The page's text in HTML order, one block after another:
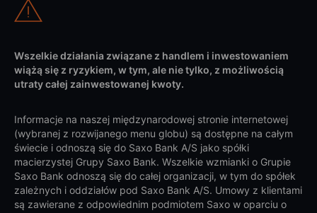
Wszelkie działania związane z handlem i inwestowaniem
wiążą się z ryzykiem, w tym, ale nie tylko, z możliwością
utraty całej zainwestowanej kwoty.
Informacje na naszej międzynarodowej stronie internetowej
(wybranej z rozwijanego menu globu) są dostępne na całym
świecie i odnoszą się do Saxo Bank A/S jako spółki
macierzystej Grupy Saxo Bank. Wszelkie wzmianki o Grupie
Saxo Bank odnoszą się do całej organizacji, w tym do spółek
zależnych i oddziałów pod Saxo Bank A/S. Umowy z klientami
są zawierane z odpowiednim podmiotem Saxo w oparciu o